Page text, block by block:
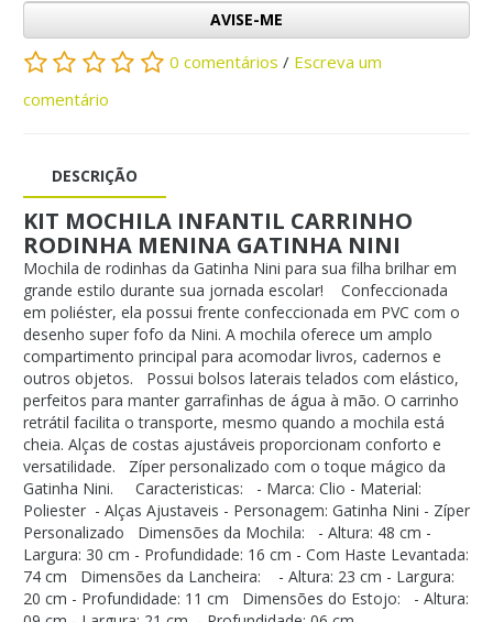
AVISE-ME
0 comentários / Escreva um
comentário
DESCRIÇÃO
KIT MOCHILA INFANTIL CARRINHO
RODINHA MENINA GATINHA NINI
Mochila de rodinhas da Gatinha Nini para sua filha brilhar em
grande estilo durante sua jornada escolar! Confeccionada
em poliéster, ela possui frente confeccionada em PVC com o
desenho super fofo da Nini. A mochila oferece um amplo
compartimento principal para acomodar livros, cadernos e
outros objetos. Possui bolsos laterais telados com elástico,
perfeitos para manter garrafinhas de água à mão. O carrinho
retrátil facilita o transporte, mesmo quando a mochila está
cheia. Alças de costas ajustáveis proporcionam conforto e
versatilidade. Zíper personalizado com o toque mágico da
Gatinha Nini. Caracteristicas: - Marca: Clio - Material:
Poliester - Alças Ajustaveis - Personagem: Gatinha Nini - Zíper
Personalizado Dimensões da Mochila: - Altura: 48 cm -
Largura: 30 cm - Profundidade: 16 cm - Com Haste Levantada:
74 cm Dimensões da Lancheira: - Altura: 23 cm - Largura:
20 cm - Profundidade: 11 cm Dimensões do Estojo: - Altura: